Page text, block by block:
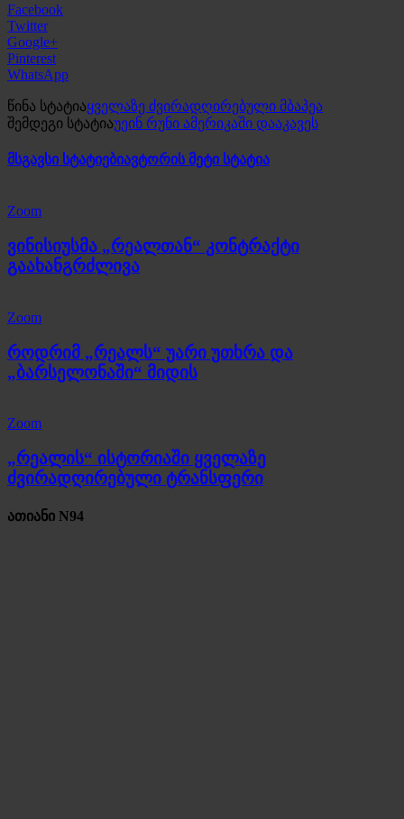
Facebook
Twitter
Google+
Pinterest
WhatsApp
წინა სტატიაყველაზე ძვირადღირებული მბაპეა
შემდეგი სტატიაუეინ რუნი ამერიკაში დააკავეს
მსგავსი სტატიებიავტორის მეტი სტატია
Zoom
ვინისიუსმა „რეალთან“ კონტრაქტი
გაახანგრძლივა
Zoom
როდრიმ „რეალს“ უარი უთხრა და
„ბარსელონაში“ მიდის
Zoom
„რეალის“ ისტორიაში ყველაზე
ძვირადღირებული ტრანსფერი
ათიანი N94